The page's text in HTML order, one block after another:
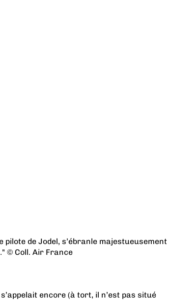
pilote de Jodel, s’ébranle majestueusement
© Coll. Air France
encore (à tort, il n’est pas situé